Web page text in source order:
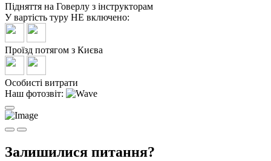
Підняття на Говерлу з інструкторам
У вартість туру НЕ включено:
Проїзд потягом з Києва
Особисті витрати
Наш фотозвіт:
Залишилися питання?